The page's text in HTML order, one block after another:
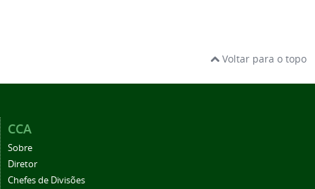
Voltar para o topo
CCA
Sobre
Diretor
Chefes de Divisões